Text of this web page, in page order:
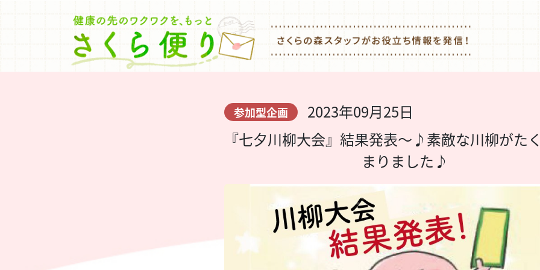
参加型企画
2023年09月25日
『七夕川柳大会』結果発表〜♪素敵な川柳がた
まりました♪